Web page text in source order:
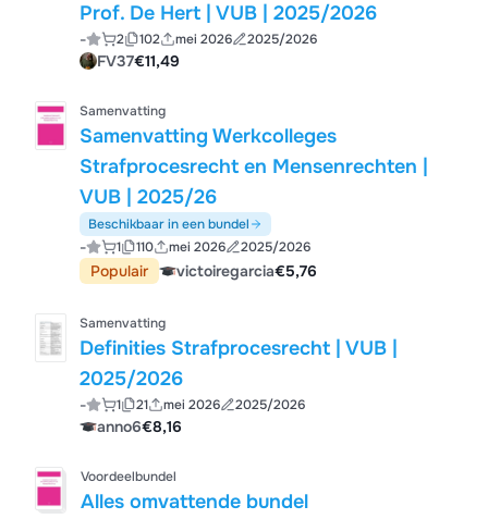
Prof. De Hert | VUB | 2025/2026
- 2 102 mei 2026 2025/2026
FV37€11,49
Samenvatting
Samenvatting Werkcolleges
Strafprocesrecht en Mensenrechten |
VUB | 2025/26
Beschikbaar in een bundel
- 1 110 mei 2026 2025/2026
Populair victoiregarcia€5,76
Samenvatting
Definities Strafprocesrecht | VUB |
2025/2026
- 1 21 mei 2026 2025/2026
anno6€8,16
Voordeelbundel
Alles omvattende bundel